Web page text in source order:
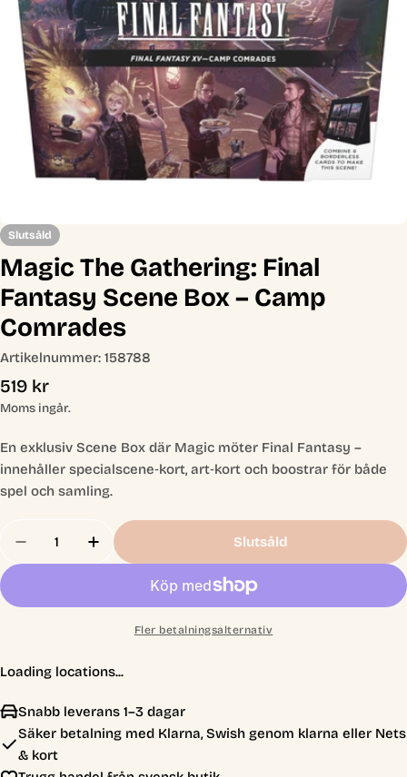
media 0 i modal
Slutsåld
Magic The Gathering: Final
Fantasy Scene Box – Camp
Comrades
Artikelnummer: 158788
Ordinarie
pris
519 kr
Moms ingår.
En exklusiv Scene Box där Magic möter Final Fantasy –
innehåller specialscene‑kort, art‑kort och boostrar för både
spel och samling.
Minska Antal För Magic The Gathering: Final
Öka Antal För Magic The Gathering:
Slutsåld
Fler betalningsalternativ
Loading locations...
Snabb leverans 1–3 dagar
Säker betalning med Klarna, Swish genom klarna eller Nets
& kort